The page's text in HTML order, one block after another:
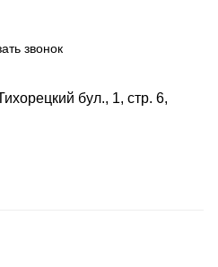
звонок
бул., 1, стр. 6,